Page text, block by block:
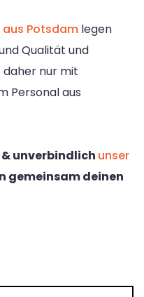
aus Potsdam legen
Qualität und
daher nur mit
Personal aus
unverbindlich unser
gemeinsam deinen